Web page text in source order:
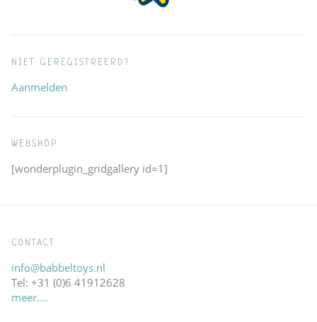
NIET GEREGISTREERD?
Aanmelden
WEBSHOP
[wonderplugin_gridgallery id=1]
CONTACT
info@babbeltoys.nl
Tel: +31 (0)6 41912628
meer….